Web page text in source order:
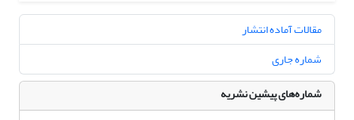
مقالات آماده انتشار
شماره جاری
شماره‌های پیشین نشریه